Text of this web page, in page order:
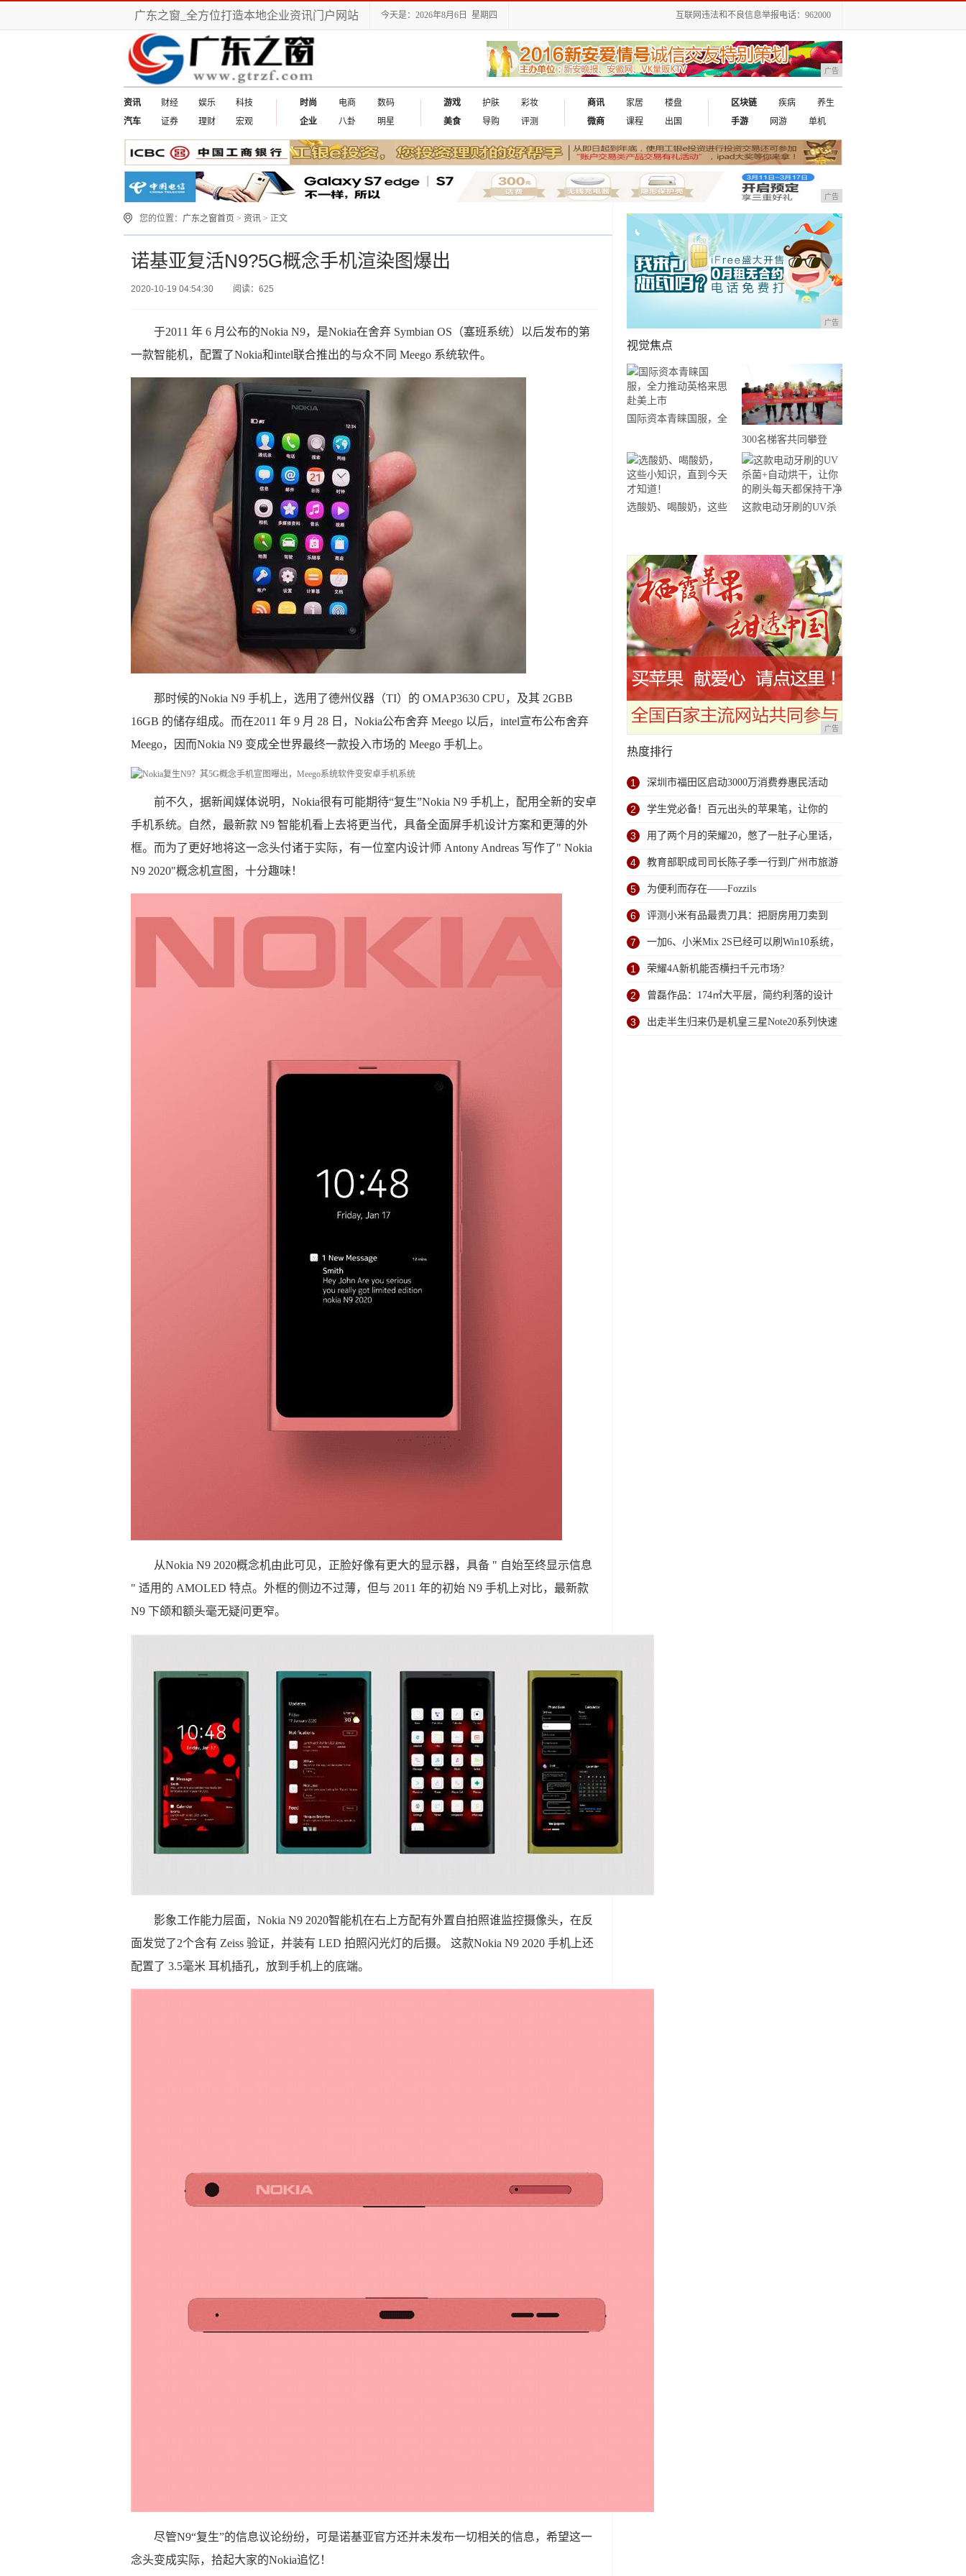
广东之窗_全方位打造本地企业资讯门户网站 今天是：2026年8月6日 星期四 互联网违法和不良信息举报电话：962000
广告
资讯 财经 娱乐
科技
汽车
证券 理财 宏观
时尚 电商
数码
企业
八卦 明星
游戏 护肤
彩妆
美食
导购 评测
商讯 家居
楼盘
微商
课程 出国
区块链 疾病
养生
手游
网游 单机
广告
您的位置： 广东之窗首页 > 资讯 > 正文
诺基亚复活N9?5G概念手机渲染图爆出
2020-10-19 04:54:30 阅读：625
于2011 年 6 月公布的Nokia N9，是Nokia在舍弃 Symbian OS（塞班系统）以后发布的第
一款智能机，配置了Nokia和intel联合推出的与众不同 Meego 系统软件。
那时候的Nokia N9 手机上，选用了德州仪器（TI）的 OMAP3630 CPU，及其 2GBB
16GB 的储存组成。而在2011 年 9 月 28 日，Nokia公布舍弃 Meego 以后，intel宣布公布舍弃
Meego，因而Nokia N9 变成全世界最终一款投入市场的 Meego 手机上。
前不久，据新闻媒体说明，Nokia很有可能期待“复生”Nokia N9 手机上，配用全新的安卓
手机系统。自然，最新款 N9 智能机看上去将更当代，具备全面屏手机设计方案和更薄的外
框。而为了更好地将这一念头付诸于实际，有一位室内设计师 Antony Andreas 写作了" Nokia
N9 2020"概念机宣图，十分趣味！
从Nokia N9 2020概念机由此可见，正脸好像有更大的显示器，具备 " 自始至终显示信息
" 适用的 AMOLED 特点。外框的侧边不过薄，但与 2011 年的初始 N9 手机上对比，最新款
N9 下颌和额头毫无疑问更窄。
影象工作能力层面，Nokia N9 2020智能机在右上方配有外置自拍照谁监控摄像头，在反
面发觉了2个含有 Zeiss 验证，并装有 LED 拍照闪光灯的后摄。‌ 这款Nokia N9 2020 手机上还
配置了 3.5毫米 耳机插孔，放到手机上的底端。
尽管N9“复生”的信息议论纷纷，可是诺基亚官方还并未发布一切相关的信息，希望这一
念头变成实际，拾起大家的Nokia追忆！
广告
视觉焦点
国际资本青睐国服，全
市
300名梯客共同攀登
2019国际垂直马拉松超
级精英赛顺德海骏达中
心站欢乐开跑
选酸奶、喝酸奶，这些
这款电动牙刷的UV杀
广告
热度排行
1 深圳市福田区启动3000万消费券惠民活动
2 学生党必备！百元出头的苹果笔，让你的
iPad成为学习神器
3 用了两个月的荣耀20，憋了一肚子心里话，
今天终于一吐为快
4 教育部职成司司长陈子季一行到广州市旅游
商务职业学校考察调研
5 为便利而存在——Fozzils
6 评测小米有品最贵刀具：把厨房用刀卖到
999元的秘密
7 一加6、小米Mix 2S已经可以刷Win10系统，
网友：安卓提不动刀了？
1 荣耀4A新机能否横扫千元市场?
2 曾磊作品：174㎡大平层，简约利落的设计
美学，让人眼前一亮
3 出走半生归来仍是机皇三星Note20系列快速